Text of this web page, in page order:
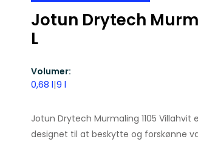
Jotun Drytech
L
Volumer:
0,68 l|9 l
Jotun Drytech Murmaling 1105
designet til at beskytte og forskønne